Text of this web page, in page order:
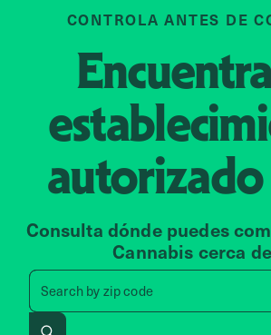
CONTROLA ANTES DE
autorizado
Consulta dónde puedes
Cannabis cerca
Search by zip code
Search